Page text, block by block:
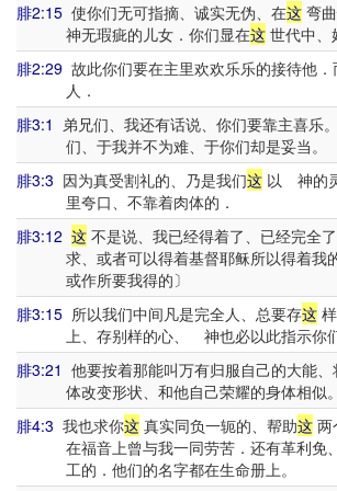
腓2:15 使你们无可指摘、诚实无伪、在这 弯
神无瑕疵的儿女．你们显在这世代中、
腓2:29 故此你们要在主里欢欢乐乐的接待他
人．
腓3:1 弟兄们、我还有话说、你们要靠主喜乐
们、于我并不为难、于你们却是妥当。
腓3:3 因为真受割礼的、乃是我们这 以 神的
里夸口、不靠着肉体的．
腓3:12 这 不是说、我已经得着了、已经完全
求、或者可以得着基督耶稣所以得着我
或作所要我得的〕
腓3:15 所以我们中间凡是完全人、总要存这
上、存别样的心、 神也必以此指示你
腓3:21 他要按着那能叫万有归服自己的大能、
体改变形状、和他自己荣耀的身体相似。
腓4:3 我也求你这 真实同负一轭的、帮助这 两
在福音上曾与我一同劳苦．还有革利免
工的．他们的名字都在生命册上。